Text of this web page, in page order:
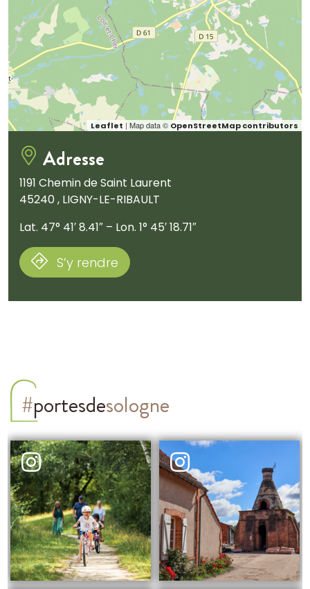
Leaflet | Map data © OpenStreetMap contributors
Adresse
1191 Chemin de Saint Laurent
45240 , LIGNY-LE-RIBAULT
Lat. 47° 41′ 8.41″ – Lon. 1° 45′ 18.71″
S’y rendre
#portesdesologne